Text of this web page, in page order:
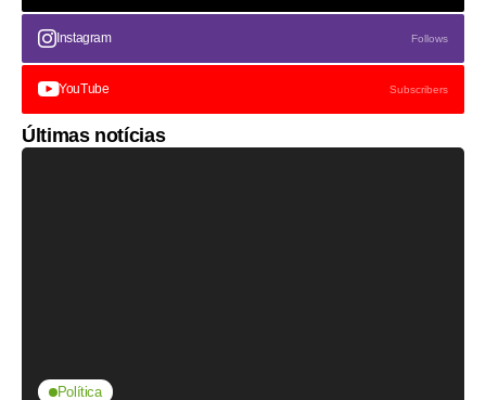
Instagram Follows
YouTube Subscribers
Últimas notícias
Política